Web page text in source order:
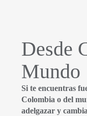
Desde
Mundo
Si te encuentras
Colombia o del
adelgazar y